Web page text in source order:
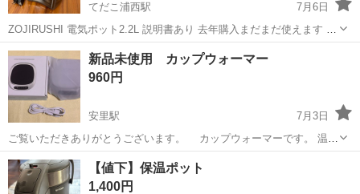
てだこ浦西駅
7月6日
ZOJIRUSHI 電気ポット2.2L 説明書あり 去年購入まだまだ使えます 不
要になった為よろしくお願いします
沖縄 中頭郡 てだこ浦西駅 キッチン家電
新品未使用 カップウォーマー
960円
安里駅
7月3日
ご覧いただきありがとうございます。 カップウォーマーです。 温め
たり冷めないようにしたりするものです。 使用していないので詳細は
わかりません。 お取引の日時の早い方が優先です。 ご連絡の早い方で
はありません。 不用品の...
沖縄 那覇市 安里駅 キッチン家電
【値下】保温ポット
1,400円